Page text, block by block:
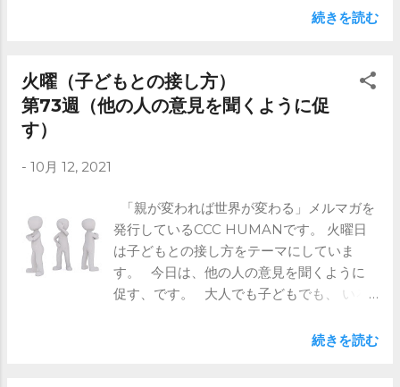
曜：説明力(Explanation) 相手の知識レベ
うということです。 なぜなら、子育ては
ある意味他人とのコミュニケーションで
す。 自分の子どもではありますが、 全く別
えて、子育てを楽しんでください。 ご興味
ある方はメルマガを是非！
https://www.ccc-human.com/mail-
magazine
続きを読む
火曜（子どもとの接し方）
第73週（他の人の意見を聞くように促
す）
- 10月 12, 2021
「親が変われば世界が変わる」メルマガを
発行しているCCC HUMANです。 火曜日
は子どもとの接し方をテーマにしていま
す。 今日は、他の人の意見を聞くように
促す、です。 大人でも子どもでも、 いろ
す。 仲のいい友達といると、 その子の意
続きを読む